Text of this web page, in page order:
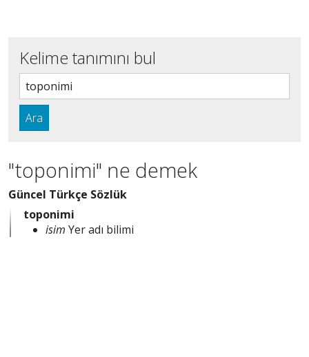
Kelime tanımını bul
Ara
"toponimi" ne demek
Güncel Türkçe Sözlük
toponimi
isim Yer adı bilimi